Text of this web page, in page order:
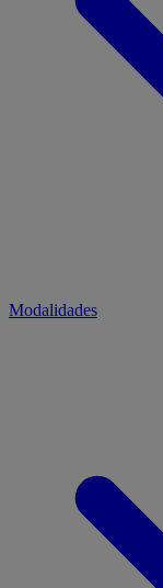
Modalidades